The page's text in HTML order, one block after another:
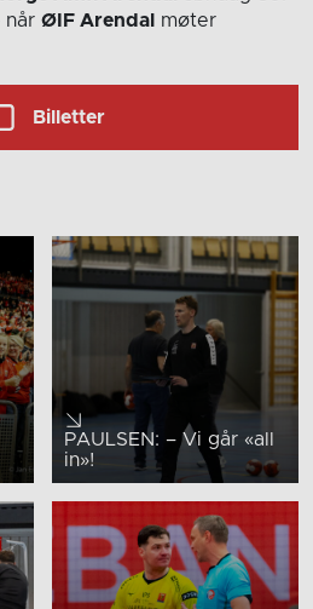
når ØIF Arendal
møter
Billetter
PAULSEN: – Vi går «all
in»!